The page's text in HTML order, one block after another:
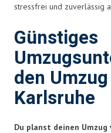
stressfrei und zuverlässig
Günstiges
den
Karlsruhe
Du planst deinen